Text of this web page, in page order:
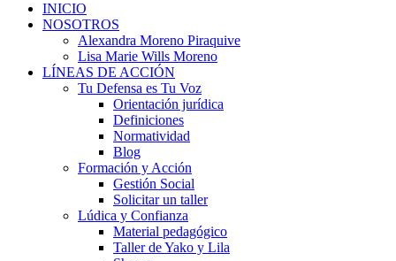
INICIO
NOSOTROS
Alexandra Moreno Piraquive
Lisa Marie Wills Moreno
LÍNEAS DE ACCIÓN
Tu Defensa es Tu Voz
Orientación jurídica
Definiciones
Normatividad
Blog
Formación y Acción
Gestión Social
Solicitar un taller
Lúdica y Confianza
Material pedagógico
Taller de Yako y Lila